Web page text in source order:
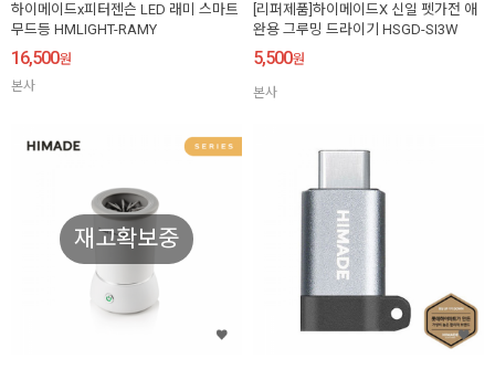
하이메이드x피터젠슨 LED 래미 스마트
무드등 HMLIGHT-RAMY
16,500원
본사
[리퍼제품]하이메이드X 신일 펫가전 애
완용 그루밍 드라이기 HSGD-SI3W
5,500원
본사
재고확보중